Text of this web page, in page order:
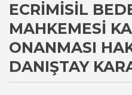
ECRIMISIL
MAHKEMESI
ONANMASI
DANIŞTAY